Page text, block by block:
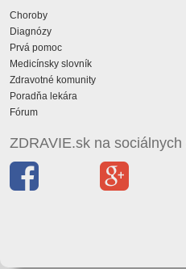
Choroby
Diagnózy
Prvá pomoc
Medicínsky slovník
Zdravotné komunity
Poradňa lekára
Fórum
ZDRAVIE.sk na